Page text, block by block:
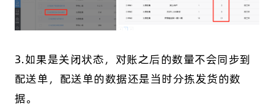
3.如果是关闭状态，对账之后的数量不会同步到
配送单，配送单的数据还是当时分拣发货的数
据。